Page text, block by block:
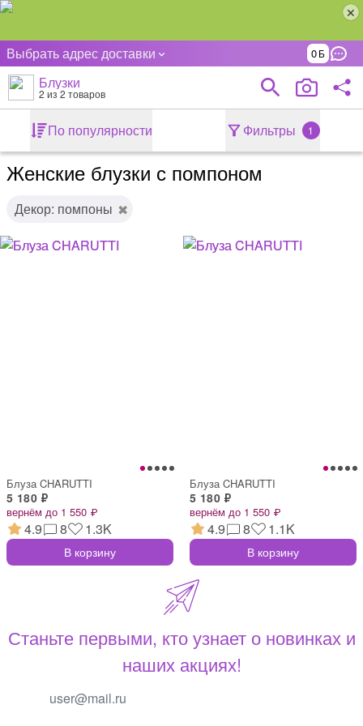
Выбрать адрес доставки 0
Блузки
2 из 2 товаров
По популярности Фильтры 1
Женские блузки с помпоном
Декор: помпоны
Блуза CHARUTTI
5 180 ₽
вернём до 1 550 ₽
4.9 8 1.3K
В корзину
Блуза CHARUTTI
5 180 ₽
вернём до 1 550 ₽
4.9 8 1.1K
В корзину
Станьте первыми, кто узнает о новинках и
наших акциях!